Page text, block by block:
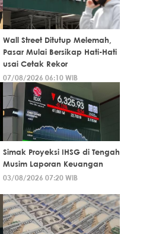
Wall Street Ditutup Melemah,
Pasar Mulai Bersikap Hati-Hati
usai Cetak Rekor
07/08/2026 06:10 WIB
Simak Proyeksi IHSG di Tengah
Musim Laporan Keuangan
03/08/2026 07:20 WIB